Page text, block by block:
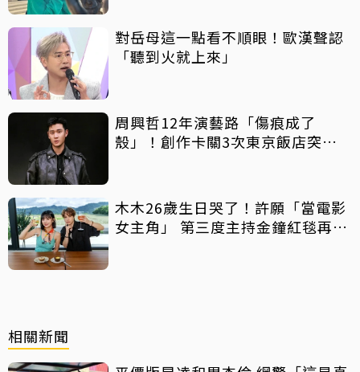
對岳母這一點看不順眼！歐漢聲認
「聽到火就上來」
周興哲12年演藝路「傷痕成了
殼」！創作卡關3次東京飯店突找
木木26歲生日哭了！許願「當電影
女主角」 第三度主持金鐘紅毯再喊
相關新聞